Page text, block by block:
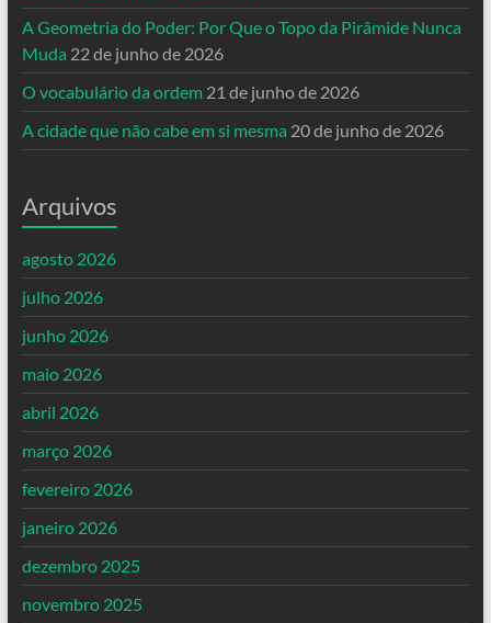
A Geometria do Poder: Por Que o Topo da Pirâmide Nunca
Muda 22 de junho de 2026
O vocabulário da ordem 21 de junho de 2026
A cidade que não cabe em si mesma 20 de junho de 2026
Arquivos
agosto 2026
julho 2026
junho 2026
maio 2026
abril 2026
março 2026
fevereiro 2026
janeiro 2026
dezembro 2025
novembro 2025